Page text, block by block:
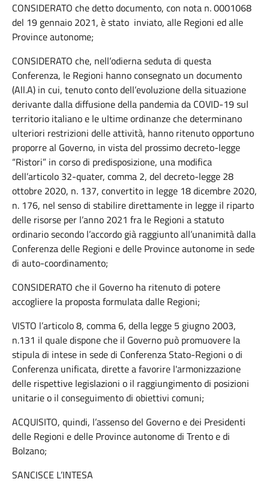
CONSIDERATO che detto documento, con nota n. 0001068
del 19 gennaio 2021, è stato inviato, alle Regioni ed alle
Province autonome;
CONSIDERATO che, nell’odierna seduta di questa
Conferenza, le Regioni hanno consegnato un documento
(All.A) in cui, tenuto conto dell’evoluzione della situazione
derivante dalla diffusione della pandemia da COVID-19 sul
territorio italiano e le ultime ordinanze che determinano
ulteriori restrizioni delle attività, hanno ritenuto opportuno
proporre al Governo, in vista del prossimo decreto-legge
“Ristori” in corso di predisposizione, una modifica
dell’articolo 32-quater, comma 2, del decreto-legge 28
ottobre 2020, n. 137, convertito in legge 18 dicembre 2020,
n. 176, nel senso di stabilire direttamente in legge il riparto
delle risorse per l’anno 2021 fra le Regioni a statuto
ordinario secondo l’accordo già raggiunto all’unanimità dalla
Conferenza delle Regioni e delle Province autonome in sede
di auto-coordinamento;
CONSIDERATO che il Governo ha ritenuto di potere
accogliere la proposta formulata dalle Regioni;
VISTO l’articolo 8, comma 6, della legge 5 giugno 2003,
n.131 il quale dispone che il Governo può promuovere la
stipula di intese in sede di Conferenza Stato-Regioni o di
Conferenza unificata, dirette a favorire l'armonizzazione
delle rispettive legislazioni o il raggiungimento di posizioni
unitarie o il conseguimento di obiettivi comuni;
ACQUISITO, quindi, l’assenso del Governo e dei Presidenti
delle Regioni e delle Province autonome di Trento e di
Bolzano;
SANCISCE L’INTESA